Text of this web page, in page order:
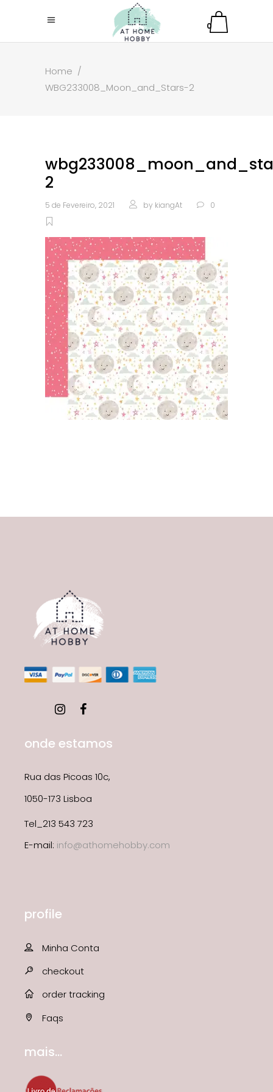
0
Home /
WBG233008_Moon_and_Stars-2
2
5 de Fevereiro, 2021 by kiangAt 0
onde estamos
Rua das Picoas 10c,
1050-173 Lisboa
Tel_213 543 723
E-mail: info@athomehobby.com
profile
Minha Conta
checkout
order tracking
Faqs
mais...